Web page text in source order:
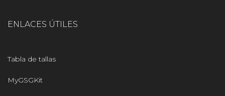
ENLACES ÚTILES
Tabla de tallas
MyGSGKit